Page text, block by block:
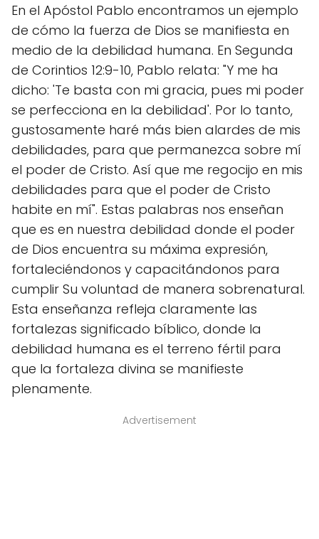
En el Apóstol Pablo encontramos un ejemplo
de cómo la fuerza de Dios se manifiesta en
medio de la debilidad humana. En Segunda
de Corintios 12:9-10, Pablo relata: "Y me ha
dicho: 'Te basta con mi gracia, pues mi poder
se perfecciona en la debilidad'. Por lo tanto,
gustosamente haré más bien alardes de mis
debilidades, para que permanezca sobre mí
el poder de Cristo. Así que me regocijo en mis
debilidades para que el poder de Cristo
habite en mí". Estas palabras nos enseñan
que es en nuestra debilidad donde el poder
de Dios encuentra su máxima expresión,
fortaleciéndonos y capacitándonos para
cumplir Su voluntad de manera sobrenatural.
Esta enseñanza refleja claramente las
fortalezas significado bíblico, donde la
debilidad humana es el terreno fértil para
que la fortaleza divina se manifieste
plenamente.
Advertisement